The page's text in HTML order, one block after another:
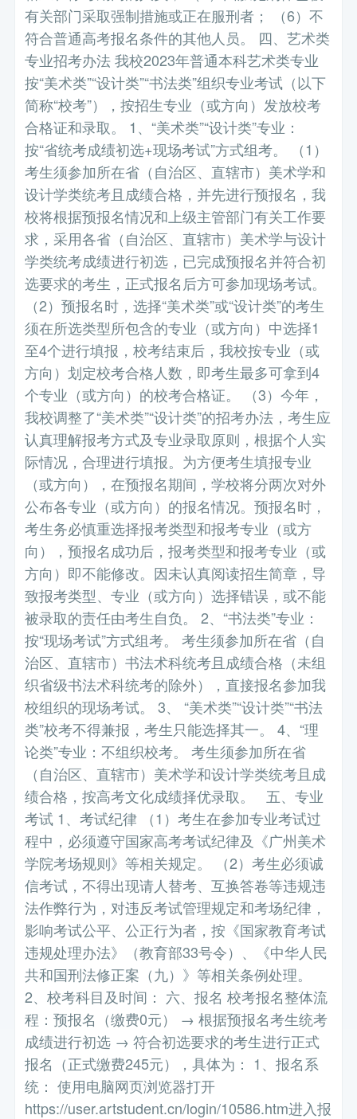
有关部门采取强制措施或正在服刑者； （6）不
符合普通高考报名条件的其他人员。 四、艺术类
专业招考办法 我校2023年普通本科艺术类专业
按“美术类”“设计类”“书法类”组织专业考试（以下
简称“校考”），按招生专业（或方向）发放校考
合格证和录取。 1、“美术类”“设计类”专业：
按“省统考成绩初选+现场考试”方式组考。 （1）
考生须参加所在省（自治区、直辖市）美术学和
设计学类统考且成绩合格，并先进行预报名，我
校将根据预报名情况和上级主管部门有关工作要
求，采用各省（自治区、直辖市）美术学与设计
学类统考成绩进行初选，已完成预报名并符合初
选要求的考生，正式报名后方可参加现场考试。
（2）预报名时，选择“美术类”或“设计类”的考生
须在所选类型所包含的专业（或方向）中选择1
至4个进行填报，校考结束后，我校按专业（或
方向）划定校考合格人数，即考生最多可拿到4
个专业（或方向）的校考合格证。 （3）今年，
我校调整了“美术类”“设计类”的招考办法，考生应
认真理解报考方式及专业录取原则，根据个人实
际情况，合理进行填报。为方便考生填报专业
（或方向），在预报名期间，学校将分两次对外
公布各专业（或方向）的报名情况。预报名时，
考生务必慎重选择报考类型和报考专业（或方
向），预报名成功后，报考类型和报考专业（或
方向）即不能修改。因未认真阅读招生简章，导
致报考类型、专业（或方向）选择错误，或不能
被录取的责任由考生自负。 2、“书法类”专业：
按“现场考试”方式组考。 考生须参加所在省（自
治区、直辖市）书法术科统考且成绩合格（未组
织省级书法术科统考的除外），直接报名参加我
校组织的现场考试。 3、 “美术类”“设计类”“书法
类”校考不得兼报，考生只能选择其一。 4、“理
论类”专业：不组织校考。 考生须参加所在省
（自治区、直辖市）美术学和设计学类统考且成
绩合格，按高考文化成绩择优录取。 五、专业
考试 1、考试纪律 （1）考生在参加专业考试过
程中，必须遵守国家高考考试纪律及《广州美术
学院考场规则》等相关规定。 （2）考生必须诚
信考试，不得出现请人替考、互换答卷等违规违
法作弊行为，对违反考试管理规定和考场纪律，
影响考试公平、公正行为者，按《国家教育考试
违规处理办法》（教育部33号令）、《中华人民
共和国刑法修正案（九）》等相关条例处理。
2、校考科目及时间： 六、报名 校考报名整体流
程：预报名（缴费0元） → 根据预报名考生统考
成绩进行初选 → 符合初选要求的考生进行正式
报名（正式缴费245元），具体为： 1、报名系
统： 使用电脑网页浏览器打开
https://user.artstudent.cn/login/10586.htm进入报